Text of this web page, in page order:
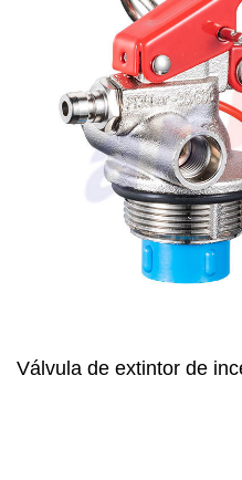
Válvula de extintor de